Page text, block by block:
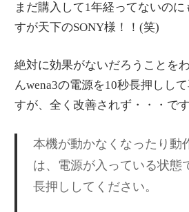
まだ購入して1年経ってないの
すが天下のSONY様！！(笑)
絶対に効果がないだろうことを
んwena3の電源を10秒長押しし
すが、全く改善されず・・・です
本機が動かなくなったり動
は、電源が入っている状態
長押ししてください。